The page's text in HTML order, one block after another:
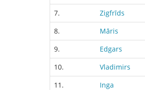
7.
Zigfrīds
8.
Māris
9.
Edgars
10.
Vladimirs
11.
Inga